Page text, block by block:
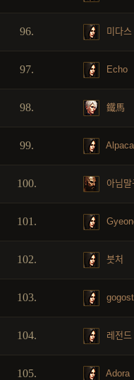
96. 미다스
97. Echo
98. 鐵馬
99. Alpaca
100. 아님말
101.
102. 붓처
103.
104. 레전드
105. Adora